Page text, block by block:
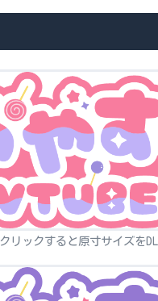
クリックすると原寸サイズを